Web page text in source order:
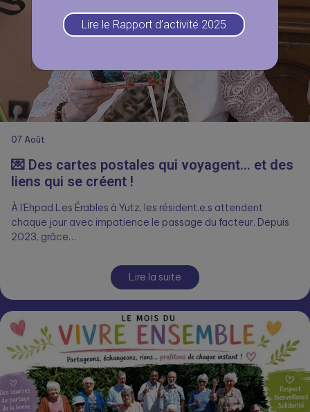
07 Août
💌 Des cartes postales qui voyagent… et des
liens qui se créent !
À l’Ehpad Les Érables à Yutz, les résident.e.s attendent
chaque jour avec impatience le passage du facteur. Depuis
2023, grâce…
Lire la suite
Lire le Rapport d’activité 2025